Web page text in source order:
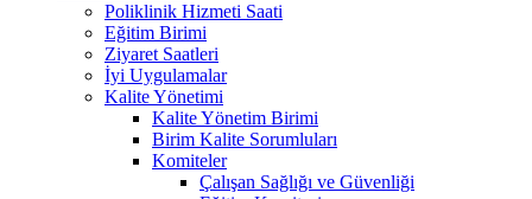
Poliklinik Hizmeti Saati
Eğitim Birimi
Ziyaret Saatleri
İyi Uygulamalar
Kalite Yönetimi
Kalite Yönetim Birimi
Birim Kalite Sorumluları
Komiteler
Çalışan Sağlığı ve Güvenliği